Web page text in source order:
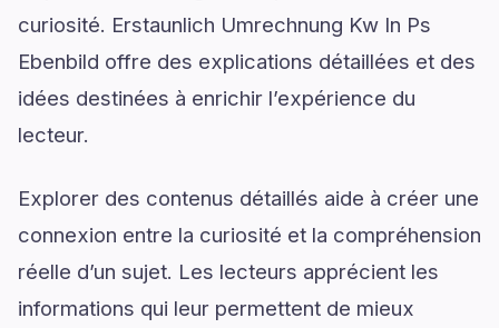
curiosité. Erstaunlich Umrechnung Kw In Ps
Ebenbild offre des explications détaillées et des
idées destinées à enrichir l’expérience du
lecteur.
Explorer des contenus détaillés aide à créer une
connexion entre la curiosité et la compréhension
réelle d’un sujet. Les lecteurs apprécient les
informations qui leur permettent de mieux